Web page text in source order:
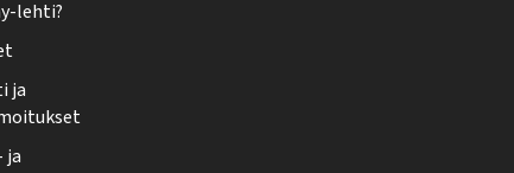
lehti?
ja
ja